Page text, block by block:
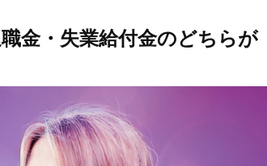
金・失業給付金のどちらが